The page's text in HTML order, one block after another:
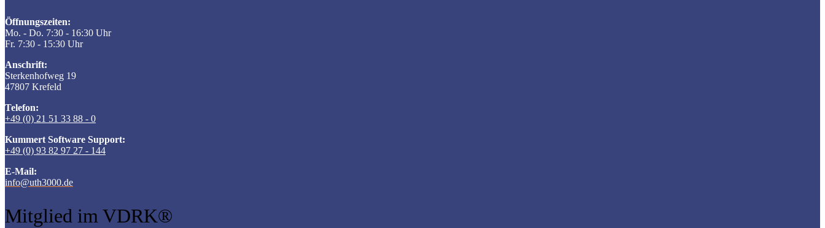
Öffnungszeiten:
Mo. - Do. 7:30 - 16:30 Uhr
Fr. 7:30 - 15:30 Uhr
Anschrift:
Sterkenhofweg 19
47807 Krefeld
Telefon:
+49 (0) 21 51 33 88 - 0
Kummert Software Support:
+49 (0) 93 82 97 27 - 144
E-Mail:
info@uth3000.de
Mitglied im VDRK®